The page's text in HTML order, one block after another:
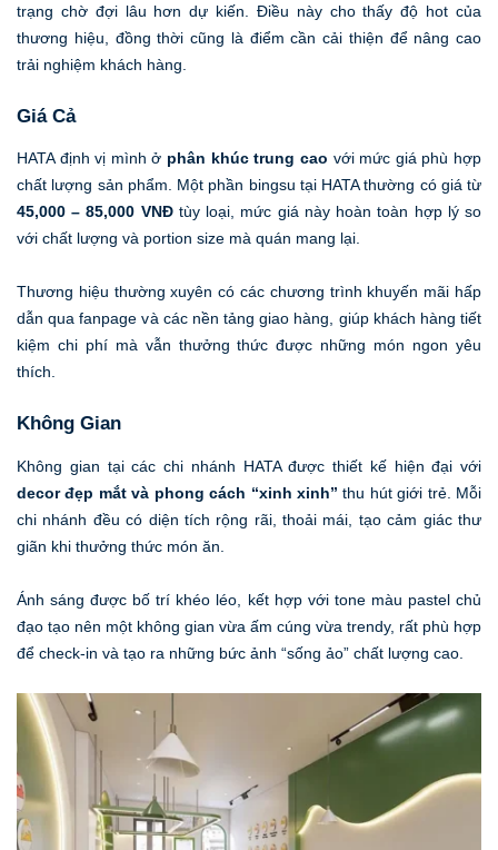
trạng chờ đợi lâu hơn dự kiến. Điều này cho thấy độ hot của
thương hiệu, đồng thời cũng là điểm cần cải thiện để nâng cao
trải nghiệm khách hàng.
Giá Cả
HATA định vị mình ở phân khúc trung cao với mức giá phù hợp
chất lượng sản phẩm. Một phần bingsu tại HATA thường có giá từ
45,000 – 85,000 VNĐtùy loại, mức giá này hoàn toàn hợp lý so
với chất lượng và portion size mà quán mang lại.
Thương hiệu thường xuyên có các chương trình khuyến mãi hấp
dẫn qua fanpage và các nền tảng giao hàng, giúp khách hàng tiết
kiệm chi phí mà vẫn thưởng thức được những món ngon yêu
thích.
Không Gian
Không gian tại các chi nhánh HATA được thiết kế hiện đại với
decor đẹp mắt và phong cách “xinh xinh” thu hút giới trẻ. Mỗi
chi nhánh đều có diện tích rộng rãi, thoải mái, tạo cảm giác thư
giãn khi thưởng thức món ăn.
Ánh sáng được bố trí khéo léo, kết hợp với tone màu pastel chủ
đạo tạo nên một không gian vừa ấm cúng vừa trendy, rất phù hợp
để check-in và tạo ra những bức ảnh “sống ảo” chất lượng cao.